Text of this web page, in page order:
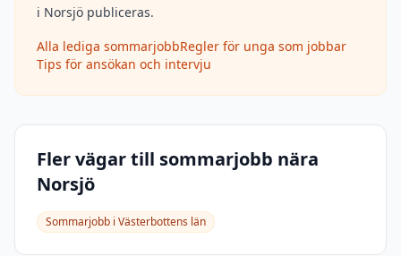
i Norsjö publiceras.
Alla lediga sommarjobbRegler för unga som jobbar
Tips för ansökan och intervju
Fler vägar till sommarjobb nära
Norsjö
Sommarjobb i Västerbottens län